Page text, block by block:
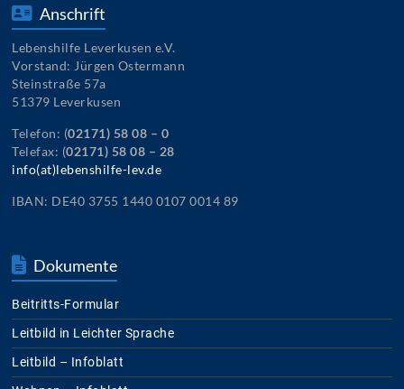
Anschrift
Lebenshilfe Leverkusen e.V.
Vorstand: Jürgen Ostermann
Steinstraße 57a
51379 Leverkusen
Telefon: (02171) 58 08 – 0
Telefax: (02171) 58 08 – 28
info(at)lebenshilfe-lev.de
IBAN: DE40 3755 1440 0107 0014 89
Dokumente
Beitritts-Formular
Leitbild in Leichter Sprache
Leitbild – Infoblatt